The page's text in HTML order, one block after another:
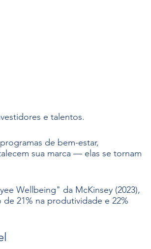
e talentos.
de bem-estar,
sua marca — elas se tornam
Wellbeing" da McKinsey (2023),
21% na produtividade e 22%